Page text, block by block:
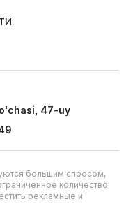
47-uy
большим спросом,
количество
рекламные и